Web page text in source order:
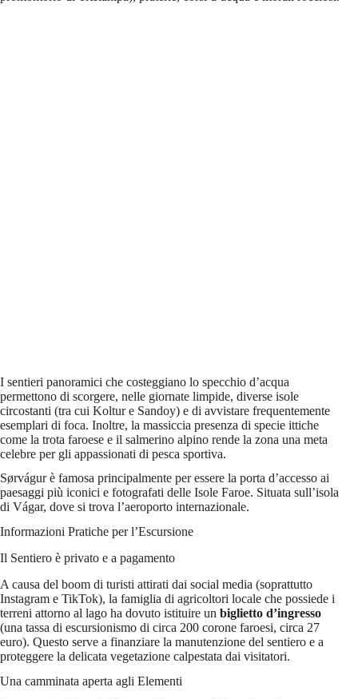
I sentieri panoramici che costeggiano lo specchio d’acqua
permettono di scorgere, nelle giornate limpide, diverse isole
circostanti (tra cui Koltur e Sandoy) e di avvistare frequentemente
esemplari di foca. Inoltre, la massiccia presenza di specie ittiche
come la trota faroese e il salmerino alpino rende la zona una meta
celebre per gli appassionati di pesca sportiva.
Sørvágur è famosa principalmente per essere la porta d’accesso ai
paesaggi più iconici e fotografati delle Isole Faroe. Situata sull’isola
di Vágar, dove si trova l’aeroporto internazionale.
Informazioni Pratiche per l’Escursione
Il Sentiero è privato e a pagamento
A causa del boom di turisti attirati dai social media (soprattutto
Instagram e TikTok), la famiglia di agricoltori locale che possiede i
terreni attorno al lago ha dovuto istituire un biglietto d’ingresso
(una tassa di escursionismo di circa 200 corone faroesi, circa 27
euro). Questo serve a finanziare la manutenzione del sentiero e a
proteggere la delicata vegetazione calpestata dai visitatori.
Una camminata aperta agli Elementi